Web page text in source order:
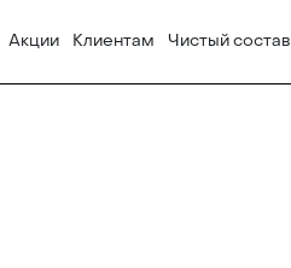
Акции Клиентам Чистый состав